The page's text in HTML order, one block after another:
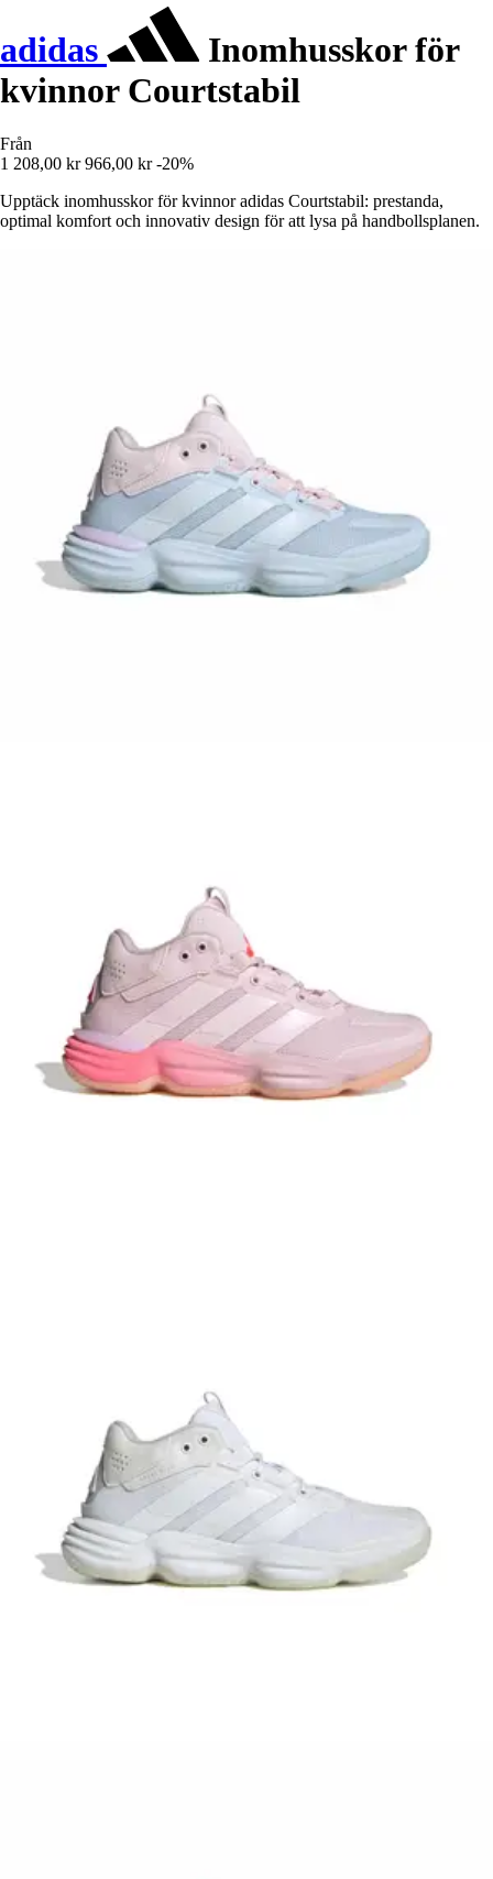
adidas
Inomhusskor för
kvinnor Courtstabil
Från
1 208,00 kr 966,00 kr -20%
Upptäck inomhusskor för kvinnor adidas Courtstabil: prestanda,
optimal komfort och innovativ design för att lysa på handbollsplanen.